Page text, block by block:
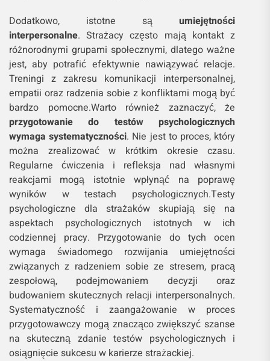
Dodatkowo, istotne sąumiejętności
interpersonalne. Strażacy często mają kontakt z
różnorodnymi grupami społecznymi, dlatego ważne
jest, aby potrafić efektywnie nawiązywać relacje.
Treningi z zakresu komunikacji interpersonalnej,
empatii oraz radzenia sobie z konfliktami mogą być
bardzo pomocne.Warto również zaznaczyć, że
przygotowanie do testów psychologicznych
wymaga systematyczności. Nie jest to proces, który
można zrealizować w krótkim okresie czasu.
Regularne ćwiczenia i refleksja nad własnymi
reakcjami mogą istotnie wpłynąć na poprawę
wyników w testach psychologicznych.Testy
psychologiczne dla strażaków skupiają się na
aspektach psychologicznych istotnych w ich
codziennej pracy. Przygotowanie do tych ocen
wymaga świadomego rozwijania umiejętności
związanych z radzeniem sobie ze stresem, pracą
zespołową, podejmowaniem decyzji oraz
budowaniem skutecznych relacji interpersonalnych.
Systematyczność i zaangażowanie w proces
przygotowawczy mogą znacząco zwiększyć szanse
na skuteczną zdanie testów psychologicznych i
osiągnięcie sukcesu w karierze strażackiej.